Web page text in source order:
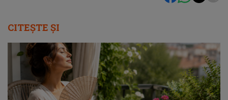
CITEȘTE ȘI